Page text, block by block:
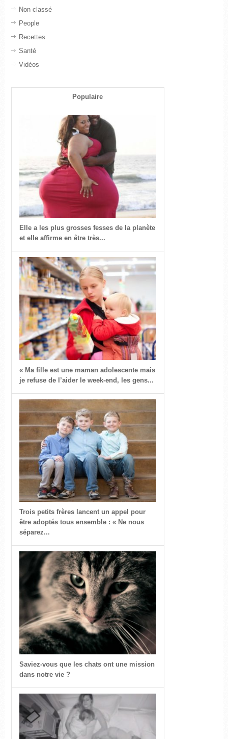
Non classé
People
Recettes
Santé
Vidéos
Populaire
Elle a les plus grosses fesses de la planète
et elle affirme en être très...
« Ma fille est une maman adolescente mais
je refuse de l’aider le week-end, les gens...
Trois petits frères lancent un appel pour
être adoptés tous ensemble : « Ne nous
séparez...
Saviez-vous que les chats ont une mission
dans notre vie ?